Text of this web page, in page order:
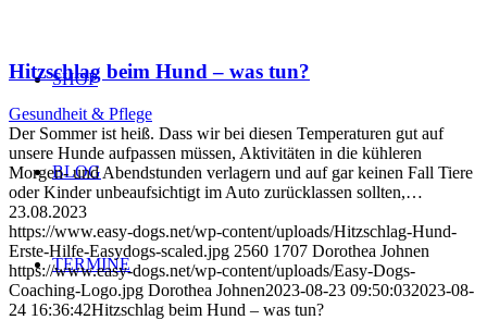
SHOP
BLOG
TERMINE
Hitzschlag beim Hund – was tun?
Gesundheit & Pflege
Der Sommer ist heiß. Dass wir bei diesen Temperaturen gut auf
unsere Hunde aufpassen müssen, Aktivitäten in die kühleren
Morgen- und Abendstunden verlagern und auf gar keinen Fall Tiere
oder Kinder unbeaufsichtigt im Auto zurücklassen sollten,…
23.08.2023
https://www.easy-dogs.net/wp-content/uploads/Hitzschlag-Hund-
Erste-Hilfe-Easydogs-scaled.jpg 2560 1707 Dorothea Johnen
https://www.easy-dogs.net/wp-content/uploads/Easy-Dogs-
Coaching-Logo.jpg Dorothea Johnen2023-08-23 09:50:032023-08-
24 16:36:42Hitzschlag beim Hund – was tun?